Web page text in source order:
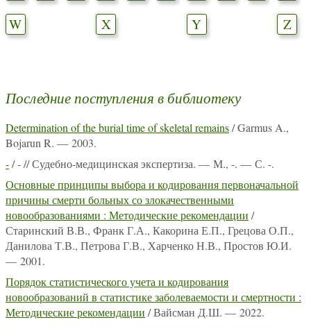
W
X Y Z
Последние поступления в библиотеку
Determination of the burial time of skeletal remains/ Garmus A.,
Bojarun R. — 2003.
-/ - // Судебно-медицинская экспертиза. — М., -. — С. -.
Основные принципы выбора и кодирования первоначальной
причины смерти больных со злокачественными
новообразованиями : Методические рекомендации /
Старинский В.В., Франк Г.А., Какорина Е.П., Грецова О.П.,
Данилова Т.В., Петрова Г.В., Харченко Н.В., Простов Ю.И.
— 2001.
Порядок статистического учета и кодирования
новообразований в статистике заболеваемости и смертности :
Методические рекомендации / Вайсман Д.Ш. — 2022.